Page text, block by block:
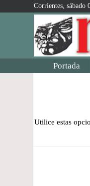
Corrientes, sábado
Portada
Utilice estas